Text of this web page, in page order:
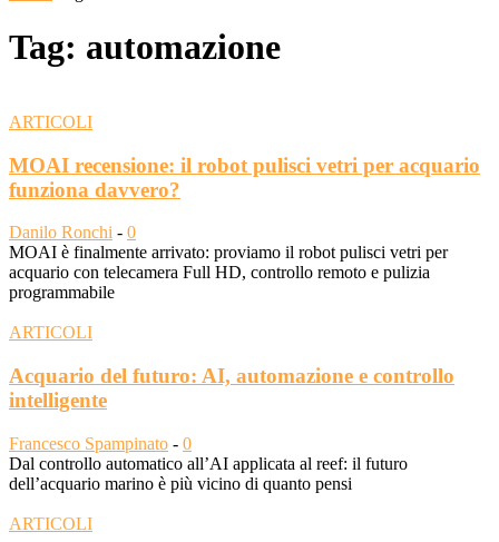
Tag: automazione
ARTICOLI
MOAI recensione: il robot pulisci vetri per acquario
funziona davvero?
Danilo Ronchi - 0
MOAI è finalmente arrivato: proviamo il robot pulisci vetri per
acquario con telecamera Full HD, controllo remoto e pulizia
programmabile
ARTICOLI
Acquario del futuro: AI, automazione e controllo
intelligente
Francesco Spampinato - 0
Dal controllo automatico all’AI applicata al reef: il futuro
dell’acquario marino è più vicino di quanto pensi
ARTICOLI